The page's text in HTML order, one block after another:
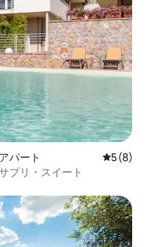
パート レビュー
5 (8)
プリ・スイート